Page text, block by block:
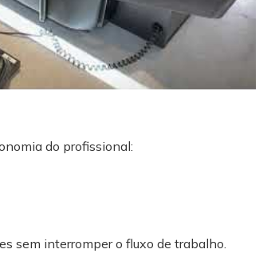
do profissional:
sem interromper o fluxo de trabalho.